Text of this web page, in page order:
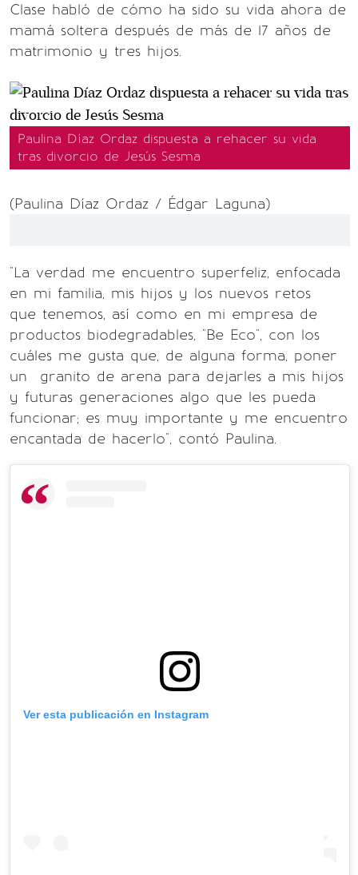
Clase habló de cómo ha sido su vida ahora de
mamá soltera después de más de 17 años de
matrimonio y tres hijos.
Paulina Díaz Ordaz dispuesta a rehacer su vida
tras divorcio de Jesús Sesma
(Paulina Díaz Ordaz / Édgar Laguna)
"La verdad me encuentro superfeliz, enfocada
en mi familia, mis hijos y los nuevos retos
que tenemos, así como en mi empresa de
productos biodegradables, "Be Eco", con los
cuáles me gusta que, de alguna forma, poner
un granito de arena para dejarles a mis hijos
y futuras generaciones algo que les pueda
funcionar; es muy importante y me encuentro
encantada de hacerlo", contó Paulina.
Ver esta publicación en Instagram